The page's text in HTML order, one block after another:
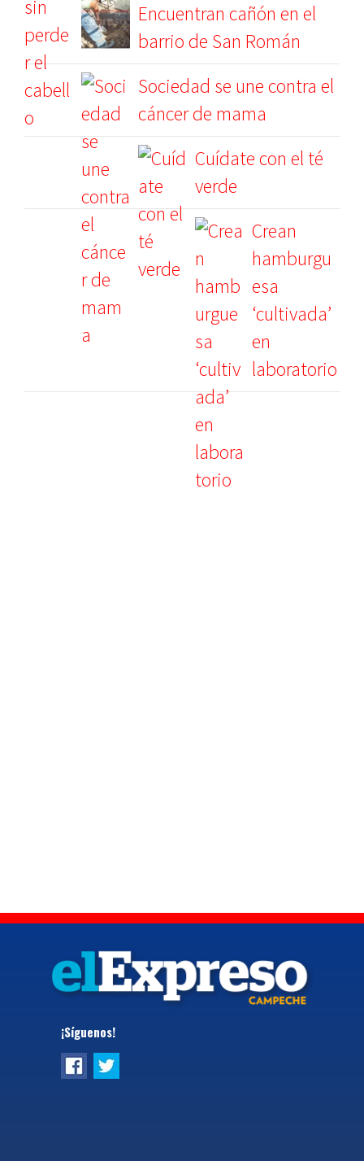
Encuentran cañón en el
barrio de San Román
Sociedad se une contra el
cáncer de mama
Cuídate con el té
verde
Crean
hamburgu
esa
‘cultivada’
en
laboratorio
¡Síguenos!